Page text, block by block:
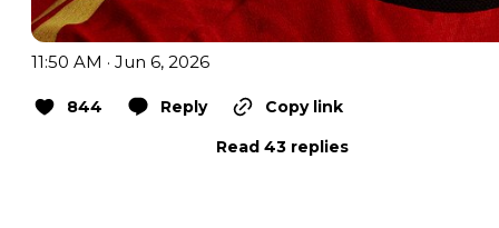
11:50 AM · Jun 6, 2026
844 Reply
Copy link
Read 43 replies